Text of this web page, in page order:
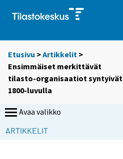
Etusivu >Artikkelit >
Ensimmäiset merkittävät
tilasto-organisaatiot syntyivät
1800-luvulla
Avaa valikko
ARTIKKELIT